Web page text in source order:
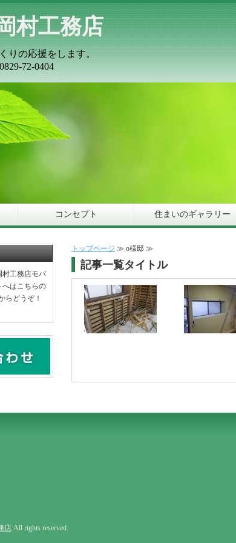
村工務店
りの応援をします。
72-0404
コンセプト 住まいのギャラリー
トップページ ≫ o様邸 ≫
記事一覧タイトル
村工務店モバ
へはこちらの
らどうぞ！
店 All rights reserved.